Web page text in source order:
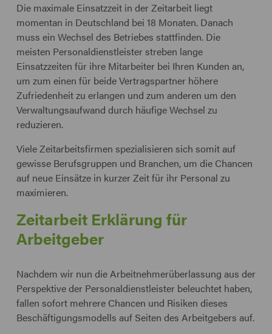
Die maximale Einsatzzeit in der Zeitarbeit liegt
momentan in Deutschland bei 18 Monaten. Danach
muss ein Wechsel des Betriebes stattfinden. Die
meisten Personaldienstleister streben lange
Einsatzzeiten für ihre Mitarbeiter bei Ihren Kunden an,
um zum einen für beide Vertragspartner höhere
Zufriedenheit zu erlangen und zum anderen um den
Verwaltungsaufwand durch häufige Wechsel zu
reduzieren.
Viele Zeitarbeitsfirmen spezialisieren sich somit auf
gewisse Berufsgruppen und Branchen, um die Chancen
auf neue Einsätze in kurzer Zeit für ihr Personal zu
maximieren.
Zeitarbeit Erklärung für
Arbeitgeber
Nachdem wir nun die Arbeitnehmerüberlassung aus der
Perspektive der Personaldienstleister beleuchtet haben,
fallen sofort mehrere Chancen und Risiken dieses
Beschäftigungsmodells auf Seiten des Arbeitgebers auf.